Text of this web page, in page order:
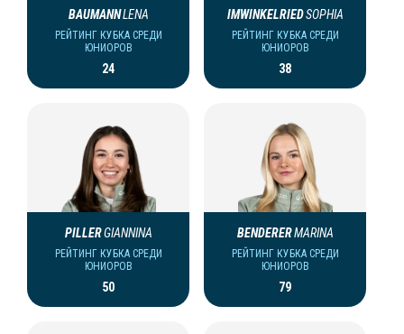
BAUMANNLENA
РЕЙТИНГ КУБКА СРЕДИ
ЮНИОРОВ
24
IMWINKELRIEDSOPHIA
РЕЙТИНГ КУБКА СРЕДИ
ЮНИОРОВ
38
PILLERGIANNINA
РЕЙТИНГ КУБКА СРЕДИ
ЮНИОРОВ
50
BENDERERMARINA
РЕЙТИНГ КУБКА СРЕДИ
ЮНИОРОВ
79